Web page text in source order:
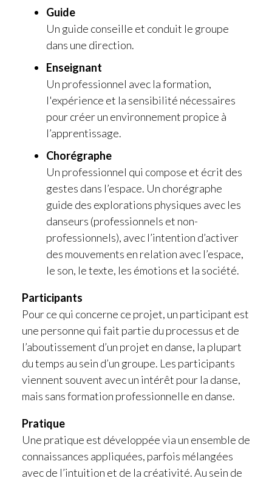
Guide
Un guide conseille et conduit le groupe
dans une direction.
Enseignant
Un professionnel avec la formation,
l'expérience et la sensibilité nécessaires
pour créer un environnement propice à
l’apprentissage.
Chorégraphe
Un professionnel qui compose et écrit des
gestes dans l’espace. Un chorégraphe
guide des explorations physiques avec les
danseurs (professionnels et non-
professionnels), avec l’intention d’activer
des mouvements en relation avec l’espace,
le son, le texte, les émotions et la société.
Participants
Pour ce qui concerne ce projet, un participant est
une personne qui fait partie du processus et de
l’aboutissement d’un projet en danse, la plupart
du temps au sein d’un groupe. Les participants
viennent souvent avec un intérêt pour la danse,
mais sans formation professionnelle en danse.
Pratique
Une pratique est développée via un ensemble de
connaissances appliquées, parfois mélangées
avec de l’intuition et de la créativité. Au sein de